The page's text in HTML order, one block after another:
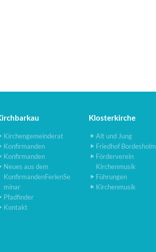
Kirchengemeinderat
Konfirmanden
Konfirmanden
Neues aus dem
KonfirmandenFerienSe
minar
Pfadfinder
Kontakt
Klosterkirche
Alt und Jung
Friedhof Bordesholm
Förderverein
Kirchenmusik
Führungen
Kirchenmusik